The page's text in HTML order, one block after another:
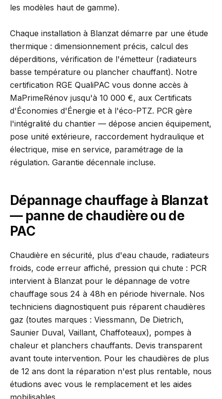
les modèles haut de gamme).
Chaque installation à Blanzat démarre par une étude
thermique : dimensionnement précis, calcul des
déperditions, vérification de l'émetteur (radiateurs
basse température ou plancher chauffant). Notre
certification RGE QualiPAC vous donne accès à
MaPrimeRénov jusqu'à 10 000 €, aux Certificats
d'Économies d'Énergie et à l'éco-PTZ. PCR gère
l'intégralité du chantier — dépose ancien équipement,
pose unité extérieure, raccordement hydraulique et
électrique, mise en service, paramétrage de la
régulation. Garantie décennale incluse.
Dépannage chauffage à Blanzat
— panne de chaudière ou de
PAC
Chaudière en sécurité, plus d'eau chaude, radiateurs
froids, code erreur affiché, pression qui chute : PCR
intervient à Blanzat pour le dépannage de votre
chauffage sous 24 à 48h en période hivernale. Nos
techniciens diagnostiquent puis réparent chaudières
gaz (toutes marques : Viessmann, De Dietrich,
Saunier Duval, Vaillant, Chaffoteaux), pompes à
chaleur et planchers chauffants. Devis transparent
avant toute intervention. Pour les chaudières de plus
de 12 ans dont la réparation n'est plus rentable, nous
étudions avec vous le remplacement et les aides
mobilisables.